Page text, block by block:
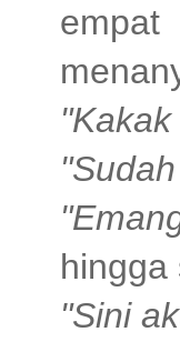
hingga
"Sini